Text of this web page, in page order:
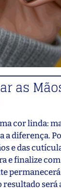
as
cor linda:
a diferença.
e das
e finalize
será